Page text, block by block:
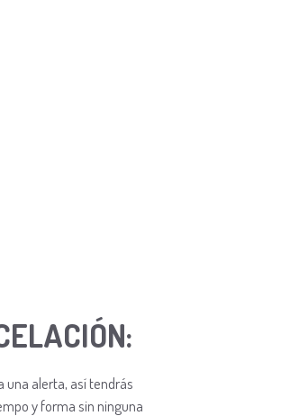
una alerta, así tendrás
y forma sin ninguna